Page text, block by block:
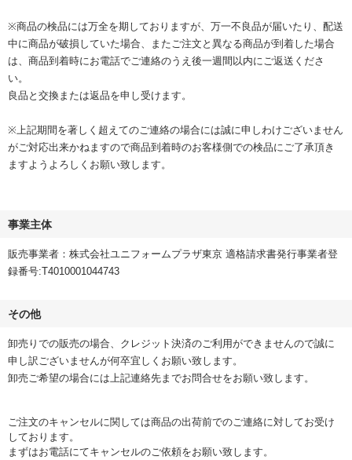
※商品の検品には万全を期しておりますが、万一不良品が届いたり、配送
中に商品が破損していた場合、またご注文と異なる商品が到着した場合
は、商品到着時にお電話でご連絡のうえ後一週間以内にご返送くださ
い。
良品と交換または返品を申し受けます。
※上記期間を著しく超えてのご連絡の場合には誠に申しわけございません
がご対応出来かねますので商品到着時のお客様側での検品にご了承頂き
ますようよろしくお願い致します。
事業主体
販売事業者：株式会社ユニフォームプラザ東京 適格請求書発行事業者登
録番号:T4010001044743
その他
卸売りでの販売の場合、クレジット決済のご利用ができませんので誠に
申し訳ございませんが何卒宜しくお願い致します。
卸売ご希望の場合には上記連絡先までお問合せをお願い致します。
ご注文のキャンセルに関しては商品の出荷前でのご連絡に対してお受け
しております。
まずはお電話にてキャンセルのご依頼をお願い致します。